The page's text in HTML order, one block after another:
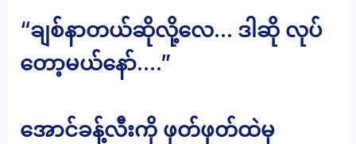
“ချစ်နာတယ်ဆိုလို့လေ… ဒါဆို လုပ်
တော့မယ်နော်….”
အောင်ခန့်လီးကို ဖုတ်ဖုတ်ထဲမှ